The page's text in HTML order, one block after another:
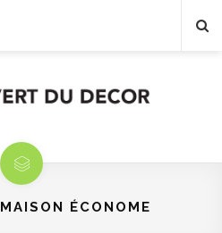
MAISON ÉCONOME